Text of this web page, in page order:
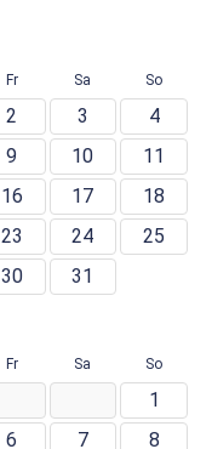
Fr Sa So
2 3
4
9 10
11
16 17
18
23 24
25
30 31
Fr Sa So
1
6 7
8